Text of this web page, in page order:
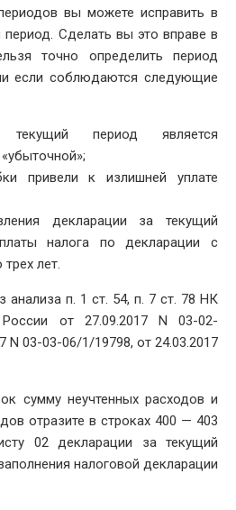
вы можете исправить в
Сделать вы это вправе в
точно определить период
если соблюдаются следующие
период является
привели к излишней уплате
декларации за текущий
налога по декларации с
лет.
анализа п. 1 ст. 54, п. 7 ст. 78 НК
от 27.09.2017 N 03-02-
N 03-03-06/1/19798, от 24.03.2017
сумму неучтенных расходов и
отразите в строках 400 — 403
02 декларации за текущий
налоговой декларации